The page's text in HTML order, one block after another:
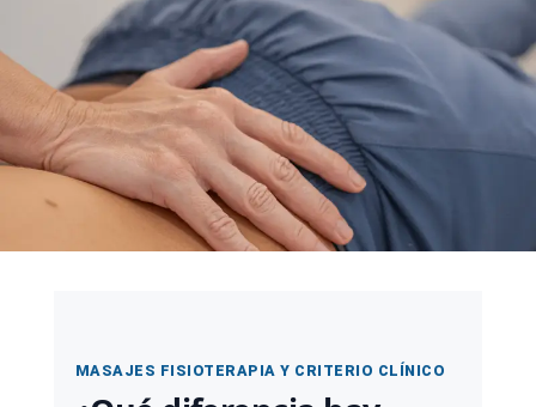
MASAJES FISIOTERAPIA Y CRITERIO CLÍNICO